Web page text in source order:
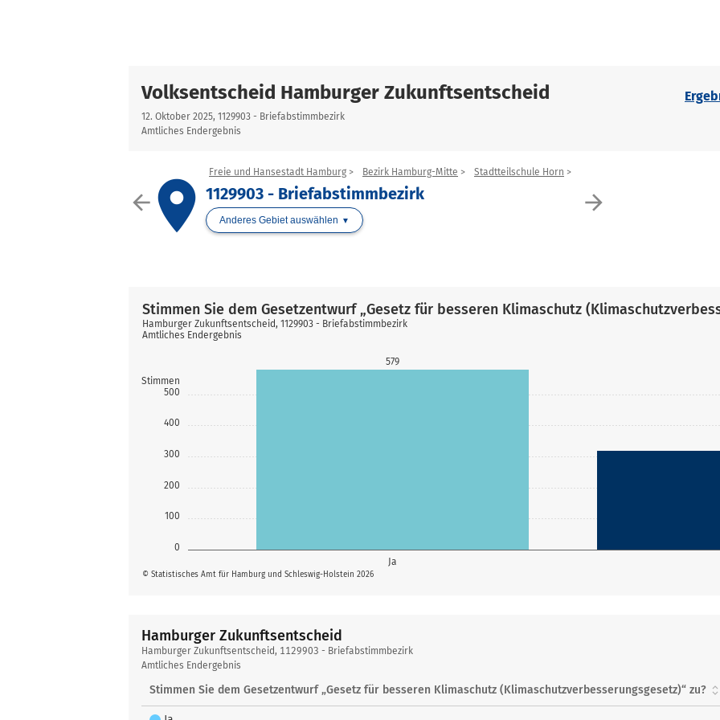
Volksentscheid Hamburger Zukunftsentscheid
12. Oktober 2025, 1129903 - Briefabstimmbezirk
Amtliches Endergebnis
arrow_back arrow_forward
place
Freie und Hansestadt Hamburg Bezirk Hamburg-Mitte Stadtteilschule Horn
1129903 - Briefabstimmbezirk
Anderes Gebiet auswählen
0
100
200
300
400
500
Stimmen
Ja
579
© Statistisches Amt für Hamburg und Schleswig-Holstein 2026
Stimmen Sie dem Gesetzentwurf „Gesetz für besseren Klimaschutz
Hamburger Zukunftsentscheid, 1129903 - Briefabstimmbezirk
Amtliches Endergebnis
Hamburger Zukunftsentscheid
Hamburger
Zukunftsentscheid
Hamburger Zukunftsentscheid, 1129903 - Briefabstimmbezirk
Amtliches Endergebnis
Stimmen Sie dem Gesetzentwurf „Gesetz für besseren Klimaschutz (Klimaschutzverbesserungsgesetz)“ zu?